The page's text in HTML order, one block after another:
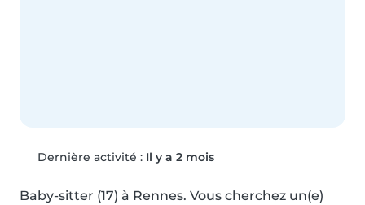
Dernière activité : Il y a 2 mois
Baby-sitter (17) à Rennes. Vous cherchez un(e)